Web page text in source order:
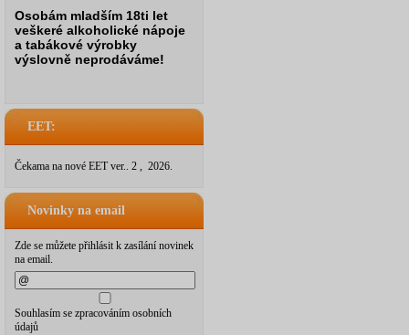
Osobám mladším 18ti let
veškeré alkoholické nápoje
a tabákové výrobky
výslovně neprodáváme!
EET:
Čekama na nové EET ver.. 2 , 2026.
Novinky na email
Zde se můžete přihlásit k zasílání novinek
na email.
Souhlasím se zpracováním osobních
údajů